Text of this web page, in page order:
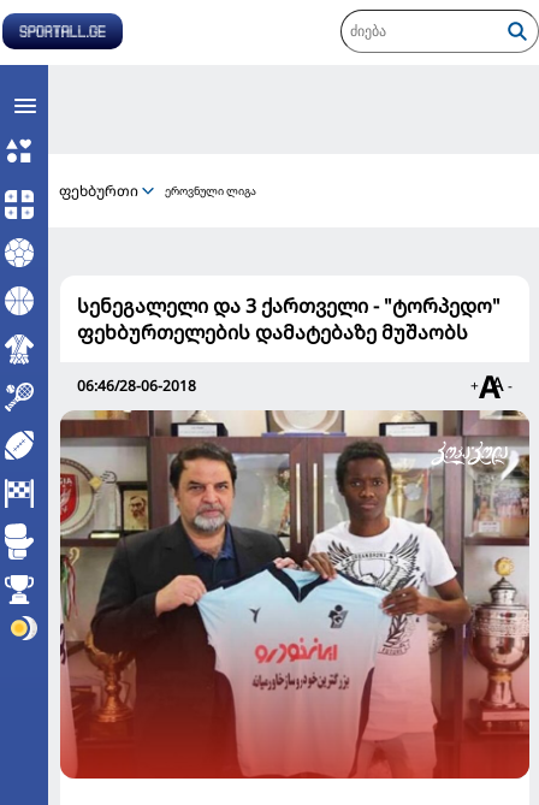
ფეხბურთი ეროვნული ლიგა
სენეგალელი და 3 ქართველი - "ტორპედო"
ფეხბურთელების დამატებაზე მუშაობს
06:46/28-06-2018 + -